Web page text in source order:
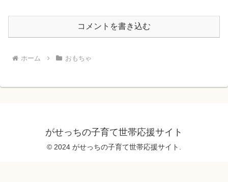
コメントを書き込む
ホーム おもちゃ
がせっちの子育て世帯応援サイト
© 2024 がせっちの子育て世帯応援サイト.